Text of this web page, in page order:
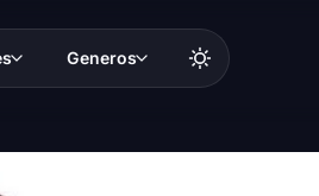
Generos